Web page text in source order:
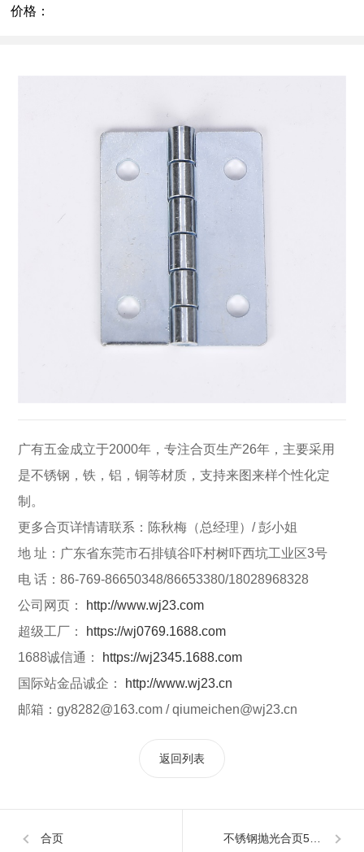
价格：
广有五金成立于2000年，专注合页生产26年，主要采用
是不锈钢，铁，铝，铜等材质，支持来图来样个性化定
制。
更多合页详情请联系：陈秋梅（总经理）/ 彭小姐
地 址：广东省东莞市石排镇谷吓村树吓西坑工业区3号
电 话：86-769-86650348/86653380/18028968328
公司网页：
http://www.wj23.com
超级工厂：
https://wj0769.1688.com
1688诚信通：
https://wj2345.1688.com
国际站金品诚企：
http://www.wj23.cn
邮箱：gy8282@163.com / qiumeichen@wj23.cn
返回列表
合页